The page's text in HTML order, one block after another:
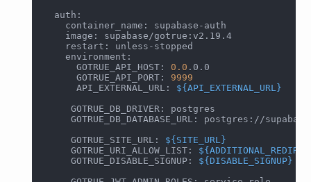
  auth:
    container_name: supabase-auth
    image: supabase/gotrue:v2.19.4
    restart: unless-stopped
    environment:
      GOTRUE_API_HOST:
0.0 .0.0
      GOTRUE_API_PORT:
9999
      API_EXTERNAL_URL:
${API_EXTERNAL_URL}
     GOTRUE_DB_DRIVER: postgres
GOTRUE_DB_DATABASE_URL: postgres://
     GOTRUE_SITE_URL:
${SITE_URL}
     GOTRUE_URI_ALLOW_LIST:
     GOTRUE_DISABLE_SIGNUP:
${DISABLE_SIGNUP}